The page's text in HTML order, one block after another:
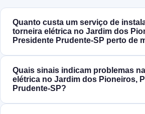
Quanto custa um serviço de
torneira elétrica no Jardim dos
Presidente Prudente‑SP perto de
Quais sinais indicam problemas
elétrica no Jardim dos Pioneiros,
Prudente‑SP?